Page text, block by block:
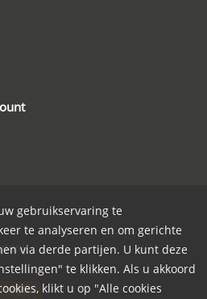
gebruikservaring te
te analyseren en om gerichte
via derde partijen. U kunt deze
te klikken. Als u akkoord
klikt u op "Alle cookies